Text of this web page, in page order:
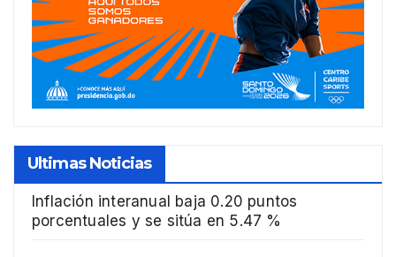
Ultimas Noticias
Inflación interanual baja 0.20 puntos
porcentuales y se sitúa en 5.47 %